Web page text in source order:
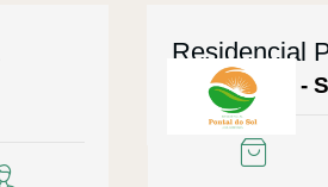
Residencial
Joanópolis -